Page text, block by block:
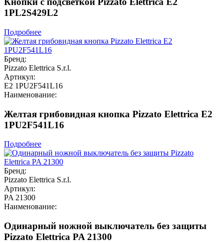
1PL2S429L2
Подробнее
Бренд:
Pizzato Elettrica S.r.l.
Артикул:
E2 1PU2F541L16
Наименование:
Желтая грибовидная кнопка Pizzato Elettrica E2
1PU2F541L16
Подробнее
Бренд:
Pizzato Elettrica S.r.l.
Артикул:
PA 21300
Наименование:
Одинарный ножной выключатель без защиты
Pizzato Elettrica PA 21300